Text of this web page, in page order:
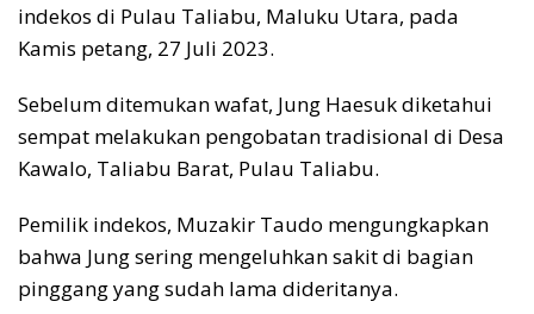
indekos di Pulau Taliabu, Maluku Utara, pada
Kamis petang, 27 Juli 2023.
Sebelum ditemukan wafat, Jung Haesuk diketahui
sempat melakukan pengobatan tradisional di Desa
Kawalo, Taliabu Barat, Pulau Taliabu.
Pemilik indekos, Muzakir Taudo mengungkapkan
bahwa Jung sering mengeluhkan sakit di bagian
pinggang yang sudah lama dideritanya.